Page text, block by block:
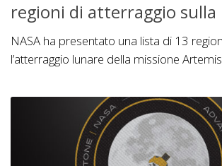
regioni di atterraggio sulla
NASA ha presentato una lista di 13
l’atterraggio lunare della missione